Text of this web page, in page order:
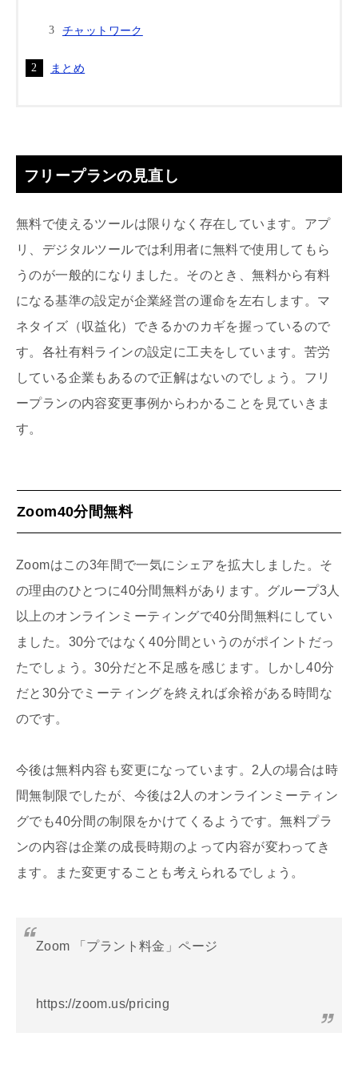
チャットワーク
まとめ
フリープランの見直し
無料で使えるツールは限りなく存在しています。アプ
リ、デジタルツールでは利用者に無料で使用してもら
うのが一般的になりました。そのとき、無料から有料
になる基準の設定が企業経営の運命を左右します。マ
ネタイズ（収益化）できるかのカギを握っているので
す。各社有料ラインの設定に工夫をしています。苦労
している企業もあるので正解はないのでしょう。フリ
ープランの内容変更事例からわかることを見ていきま
す。
Zoom40分間無料
Zoomはこの3年間で一気にシェアを拡大しました。そ
の理由のひとつに40分間無料があります。グループ3人
以上のオンラインミーティングで40分間無料にしてい
ました。30分ではなく40分間というのがポイントだっ
たでしょう。30分だと不足感を感じます。しかし40分
だと30分でミーティングを終えれば余裕がある時間な
のです。
今後は無料内容も変更になっています。2人の場合は時
間無制限でしたが、今後は2人のオンラインミーティン
グでも40分間の制限をかけてくるようです。無料プラ
ンの内容は企業の成長時期のよって内容が変わってき
ます。また変更することも考えられるでしょう。
Zoom 「プラント料金」ページ
https://zoom.us/pricing